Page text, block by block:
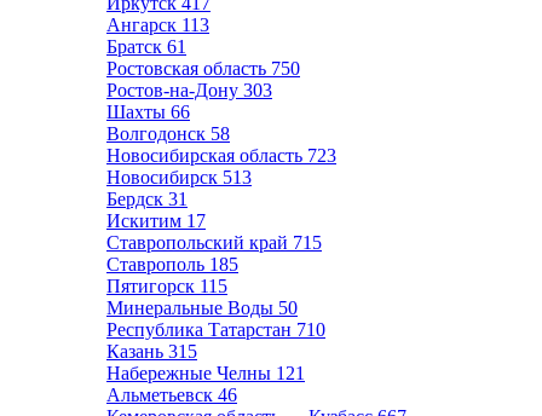
Ангарск 113
Братск 61
Ростовская область 750
Ростов-на-Дону 303
Шахты 66
Волгодонск 58
Новосибирская область 723
Новосибирск 513
Бердск 31
Искитим 17
Ставропольский край 715
Ставрополь 185
Пятигорск 115
Минеральные Воды 50
Республика Татарстан 710
Казань 315
Набережные Челны 121
Альметьевск 46